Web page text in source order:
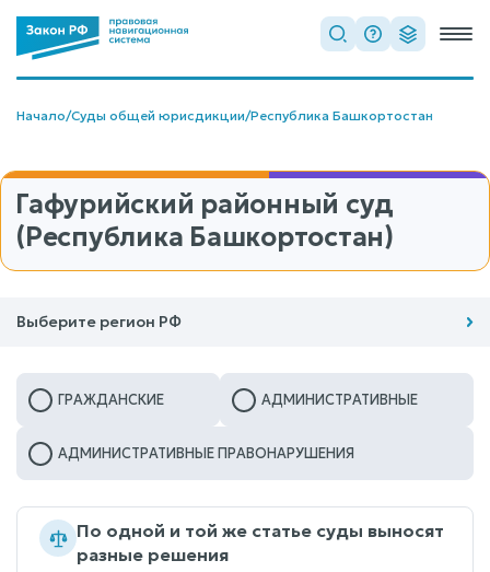
Начало/Суды общей юрисдикции/Республика Башкортостан
Гафурийский районный суд
(Республика Башкортостан)
Выберите регион РФ
ГРАЖДАНСКИЕ АДМИНИСТРАТИВНЫЕ
АДМИНИСТРАТИВНЫЕ ПРАВОНАРУШЕНИЯ
По одной и той же статье суды выносят
разные решения